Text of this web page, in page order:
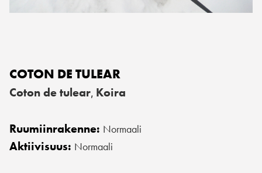
COTON DE TULEAR
Coton de tulear, Koira
Ruumiinrakenne: Normaali
Aktiivisuus: Normaali